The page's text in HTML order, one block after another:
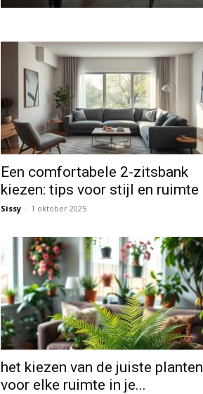
Een comfortabele 2-zitsbank
kiezen: tips voor stijl en ruimte
Sissy - 1 oktober 2025
het kiezen van de juiste planten
voor elke ruimte in je...